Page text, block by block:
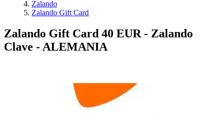
Zalando
Zalando Gift Card
Zalando Gift Card 40 EUR - Zalando
Clave - ALEMANIA